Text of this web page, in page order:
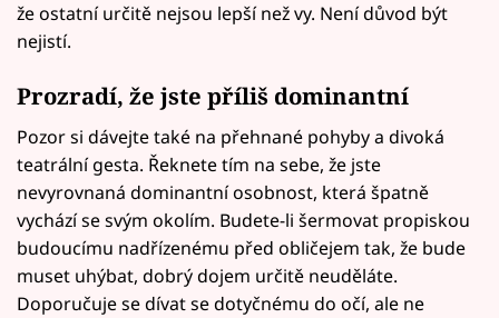
že ostatní určitě nejsou lepší než vy. Není důvod být
nejistí.
Prozradí, že jste příliš dominantní
Pozor si dávejte také na přehnané pohyby a divoká
teatrální gesta. Řeknete tím na sebe, že jste
nevyrovnaná dominantní osobnost, která špatně
vychází se svým okolím. Budete-li šermovat propiskou
budoucímu nadřízenému před obličejem tak, že bude
muset uhýbat, dobrý dojem určitě neuděláte.
Doporučuje se dívat se dotyčnému do očí, ale ne